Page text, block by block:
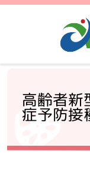
高齢者新
症予防接